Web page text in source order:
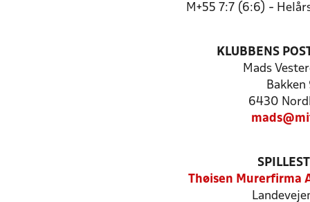
M+55 7:7 (6:6) -
KLUBBENS
Mads
Bakken
6430
Thøisen Murerfirma